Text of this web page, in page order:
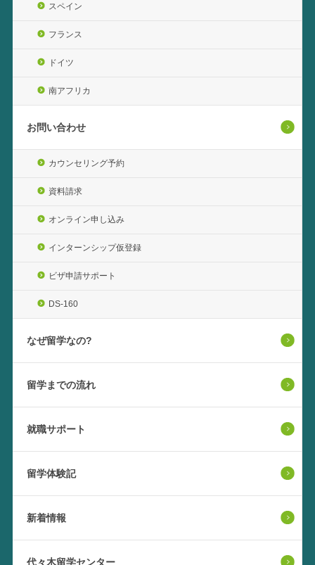
スペイン
フランス
ドイツ
南アフリカ
お問い合わせ
カウンセリング予約
資料請求
オンライン申し込み
インターンシップ仮登録
ビザ申請サポート
DS-160
なぜ留学なの?
留学までの流れ
就職サポート
留学体験記
新着情報
代々木留学センター